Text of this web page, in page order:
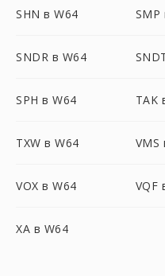
SHN в W64 SMP
SNDR в W64
SPH в W64 TAK
TXW в W64 VMS
VOX в W64 VQF
XA в W64